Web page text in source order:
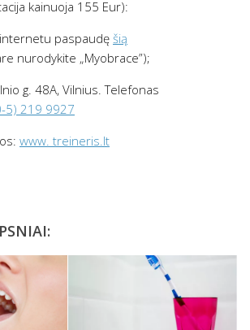
kainuoja 155 Eur):
paspaudę šią
nurodykite „Myobrace”);
g. 48A, Vilnius. Telefonas
5) 219 9927
www. treineris.lt